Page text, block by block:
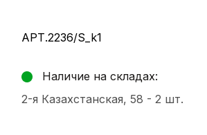
АРТ.2236/S_k1
Наличие на складах:
2-я Казахстанская, 58 - 2 шт.